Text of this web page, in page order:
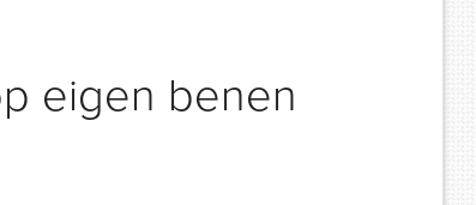
eigen benen